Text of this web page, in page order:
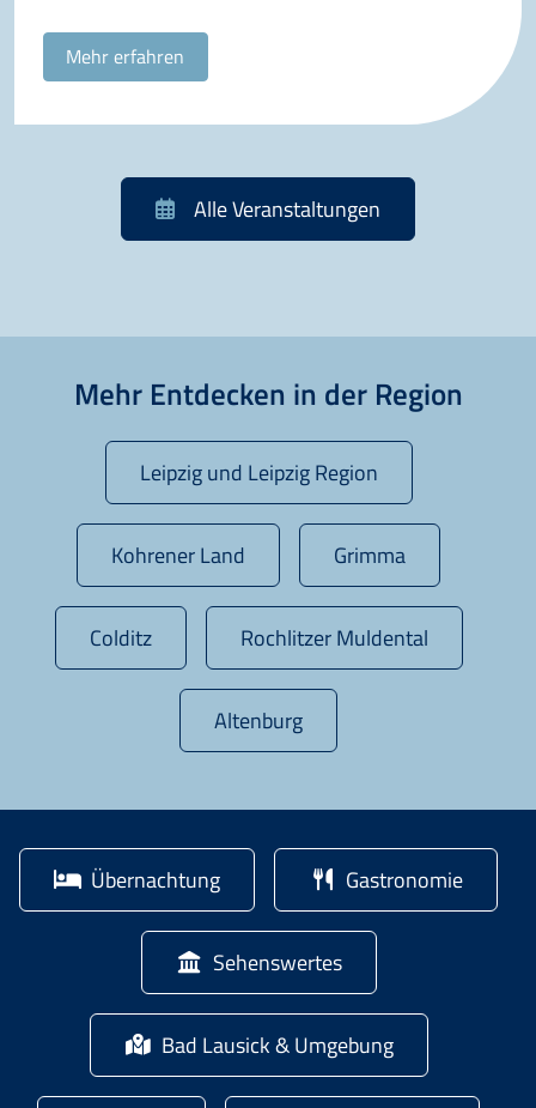
Mehr erfahren
Alle Veranstaltungen
Mehr Entdecken in der Region
Leipzig und Leipzig Region
Kohrener Land Grimma
Colditz Rochlitzer Muldental
Altenburg
Übernachtung Gastronomie
Sehenswertes
Bad Lausick & Umgebung